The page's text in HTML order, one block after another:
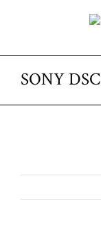
SONY DSC